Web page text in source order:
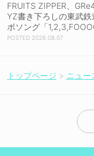
FRUITS ZIPPER、
YZ書き下ろしの東武鉄
ボソング「
をリリース＆MV公開！
2026.08.07
トップページ ニュー